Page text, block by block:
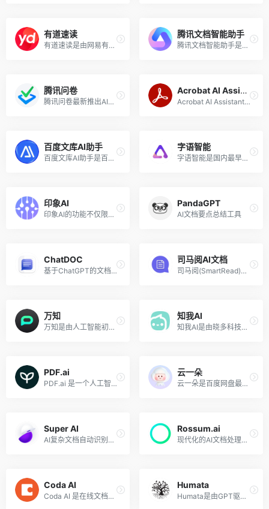
有道速读
有道速读是由网易有道近期推出的一款AI论文和文档阅读工具，旨在成为用户在学术研究和文档阅读方面的得力助手。这款工具利用有道最新的子曰教育大模型2.0，能够迅速地从各类文档中提取关键信息，定位核心内容，并汇总成易于理解的格式，为用户提供一站式的文档翻译、文档解析、文档QA方面的解决方案。
腾讯文档智能助手
腾讯文档智能助手是腾讯推出的一款AI文档生成和辅助工具，可以帮助用户快速生成多种类型文档、对文档内容进行问答和处理，覆盖文档、表格、幻灯片、收集表、PDF、思维导图、智能文档、智能表格等产品。用户可以通过语言描述、利用历史文档或选择文档模版快速生成文档，也可以通过提问和对话来了解文档内容。
腾讯问卷
腾讯问卷最新推出AI生成问卷功能，基于人工智能技术自动化帮助用户快速创建调查问卷。该功能的核心优势在于能够根据用户输入的关键信息，如目标受众、调研目的、问卷主题和长度等，智能生成一份结构化且符合需求的问卷。
Acrobat AI Assistant
Acrobat AI Assistant是Adobe软件公司为其Acrobat PDF编辑和阅读软件推出的一个AI文档助手，该助手的核心功能是通过对话式人工智能技术，帮助用户更便捷地与PDF文档进行交互。它可以理解用户的自然语言指令，从而执行各种任务，如搜索文档内容、提取信息、填写表单等。
百度文库AI助手
百度文库AI助手是百度基于文心一言重构的一站式智能文档助手，可帮助用户高效解答问题，辅助进行内容创作、内容总结、PPT编辑等，并且助力激发灵感和想象。
字语智能
字语智能是国内最早一批在AIGC领域扎根的产品，一站式智能Office内容创作平台，可以快速生成文章、报告、新媒体爆文、种草文等各类办公场景办公文案。
印象AI
印象AI的功能不仅限于开放式写作助理，而是将深入到知识管理的各个环节，辅助实现完善信息记录、高效信息整理、智能多模态信息关联与创作内容的润色和升华，成为由GPT驱动的多模态、全能知识管理助理。用户可在「印象笔记」桌面端、「Verse」、「印象图记」、「印象时间」、「收藏家」和「扫描宝」等应用中体验印象AI的功能。
PandaGPT
AI文档要点总结工具
ChatDOC
基于ChatGPT的文档阅读、提取、总结、摘要的工具
司马阅AI文档
司马阅(SmartRead)，是一款AI文档阅读分析工具，基于AI人工智能技术、智能文档技术，快速从复杂文档提取信息。 通过聊天互动形式，精准、灵活地获取关键信息及灵感，极大节省文档阅读和信息检索时间，高效应用于工作、学习场景，如读行业市场报告、产品手册、法律文档、论文文献、电子书等。
万知
万知是由人工智能初创公司零一万物推出的集AI对话聊天、文档阅读和PPT创作于一体的一站式AI工作平台，能够帮助用户提高工作效率，简化工作流程，并在多种工作场景中发挥重要作用。
知我AI
知我AI是由晓多科技推出的一款智能阅读机器人和知识管理工具，利用AI技术可以实现快速阅读视频、网页、文档、且总结相关内容，提炼精华要点，智能阅读分类管理知识库，碎片整合集中阅读。
PDF.ai
PDF.ai 是一个人工智能PDF文档阅读工具，支持上传PDF文件与文档内容进行聊天交流，用户可就PDF文件提出问题、获取摘要、查找信息等。无论是电子书籍、研究论文，还是法律协议、财务报告，PDF.ai都能轻松智能阅读，并会高亮定位你提问回复的文件段落来源。
云一朵
云一朵是百度网盘最新推出的可以和用户对话的智能网盘助理，旨在为用户提供最便捷的网盘使用体验，提高用户的生活、学习和办公效率。
Super AI
AI复杂文档自动识别处理转换
Rossum.ai
现代化的AI文档处理工具
Coda AI
Coda AI 是在线文档协作平台 Coda （Notion的竞争对手之一）推出的 AI 写作和文档助手，类似于 Notion AI，该 AI 助手可以起草文章内容、生成表格、查找信息、分析数据、会议纪要总结等，以帮助用户自动化工作流程，提高办公效率。
Humata
Humata是由GPT驱动的一个AI文档文件分析、阅读、问答工具，该工具可以帮助用户：总结长篇问答、即时问答、提高写论文速度。